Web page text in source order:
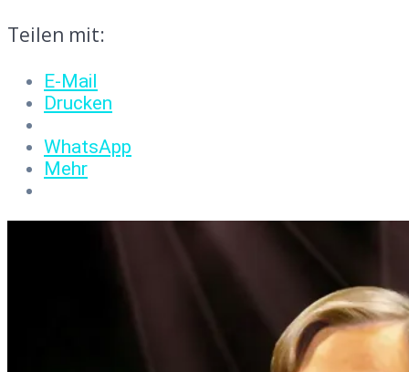
Teilen mit:
E-Mail
Drucken
WhatsApp
Mehr